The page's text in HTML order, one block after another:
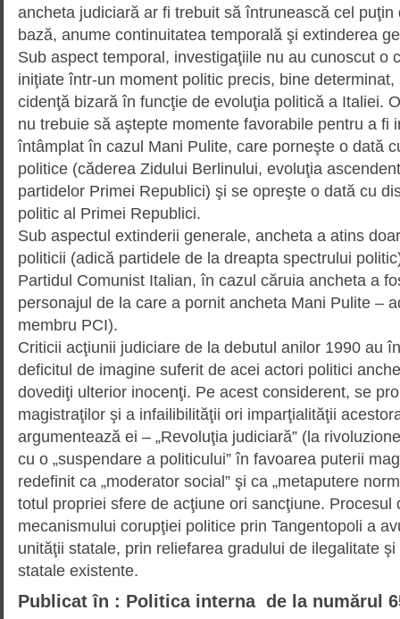
ancheta judiciară ar fi trebuit să întrunească cel
bază, anume conti­nuitatea temporală şi extinderea
Sub aspect temporal, investigaţiile nu au cunoscut o
iniţiate într-un moment politic precis, bine
cidenţă bizară în funcţie de evoluţia politică a Italiei.
nu trebuie să aştepte momente favorabile pentru a fi
întâmplat în cazul Mani Pulite, care porneşte o dată
politice (căderea Zidului Berlinului, evoluţia
partidelor Primei Republici) şi se opreşte o dată cu
politic al Primei Republici.
Sub aspectul extinderii generale, ancheta a atins
politicii (adică partidele de la dreapta spectrului
Partidul Comunist Italian, în cazul căruia ancheta a
personajul de la care a pornit ancheta Mani Pulite –
membru PCI).
Criticii acţiunii judiciare de la debutul anilor 1990 au
deficitul de imagine suferit de acei actori politici
dovediţi ulterior inocenţi. Pe acest considerent, se
magistraţilor şi a infai­libi­li­tăţii ori imparţialităţii
argumentează ei – „Revoluţia judi­cia­ră” (la
cu o „suspendare a politicului” în favoarea puterii
redefinit ca „moderator social” şi ca „meta­putere
totul propriei sfere de acţiune ori sancţiune. Procesul
mecanismului corupţiei politice prin Tangentopoli a
unităţii statale, prin reliefarea gradului de ilegalitate
statale existente.
Publicat în : Politica interna de la numărul